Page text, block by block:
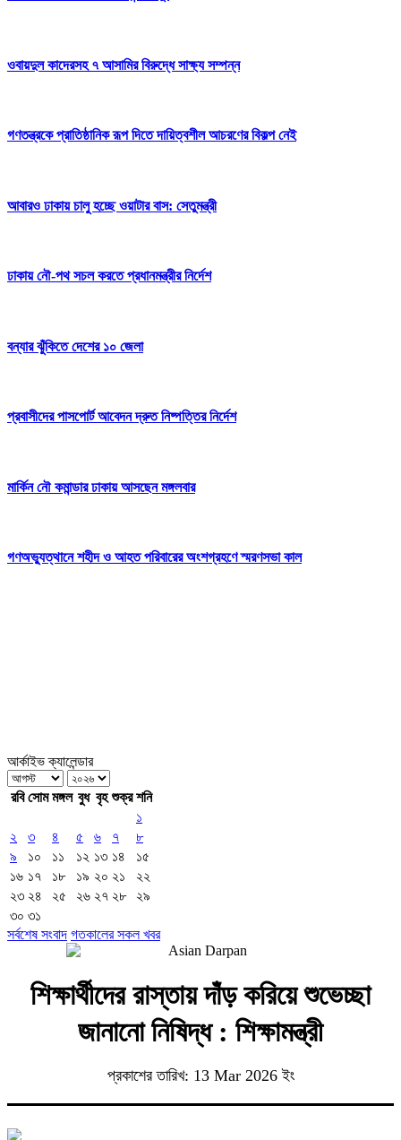
ওবায়দুল কাদেরসহ ৭ আসামির বিরুদ্ধে সাক্ষ্য সম্পন্ন
গণতন্ত্রকে প্রাতিষ্ঠানিক রূপ দিতে দায়িত্বশীল আচরণের বিকল্প নেই
আবারও ঢাকায় চালু হচ্ছে ওয়াটার বাস: সেতুমন্ত্রী
ঢাকায় নৌ-পথ সচল করতে প্রধানমন্ত্রীর নির্দেশ
বন্যার ঝুঁকিতে দেশের ১০ জেলা
প্রবাসীদের পাসপোর্ট আবেদন দ্রুত নিষ্পত্তির নির্দেশ
মার্কিন নৌ কমান্ডার ঢাকায় আসছেন মঙ্গলবার
গণঅভ্যুত্থানে শহীদ ও আহত পরিবারের অংশগ্রহণে স্মরণসভা কাল
আর্কাইভ ক্যালেন্ডার
রবি সোম মঙ্গল বুধ বৃহ শুক্র শনি
১
২
৩ ৪ ৫ ৬ ৭
৮
৯
১০ ১১ ১২ ১৩ ১৪
১৫
১৬ ১৭ ১৮ ১৯ ২০ ২১
২২
২৩ ২৪ ২৫ ২৬ ২৭ ২৮
২৯
৩০ ৩১
সর্বশেষ সংবাদ গতকালের সকল খবর
শিক্ষার্থীদের রাস্তায় দাঁড় করিয়ে শুভেচ্ছা
জানানো নিষিদ্ধ : শিক্ষামন্ত্রী
প্রকাশের তারিখ: 13 Mar 2026 ইং